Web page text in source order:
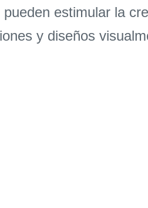
estimular la
y diseños